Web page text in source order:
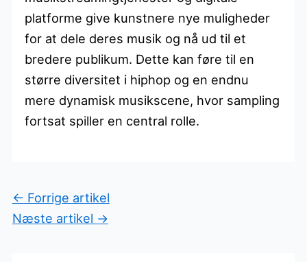
platforme give kunstnere nye muligheder
for at dele deres musik og nå ud til et
bredere publikum. Dette kan føre til en
større diversitet i hiphop og en endnu
mere dynamisk musikscene, hvor sampling
fortsat spiller en central rolle.
← Forrige artikel
Næste artikel →